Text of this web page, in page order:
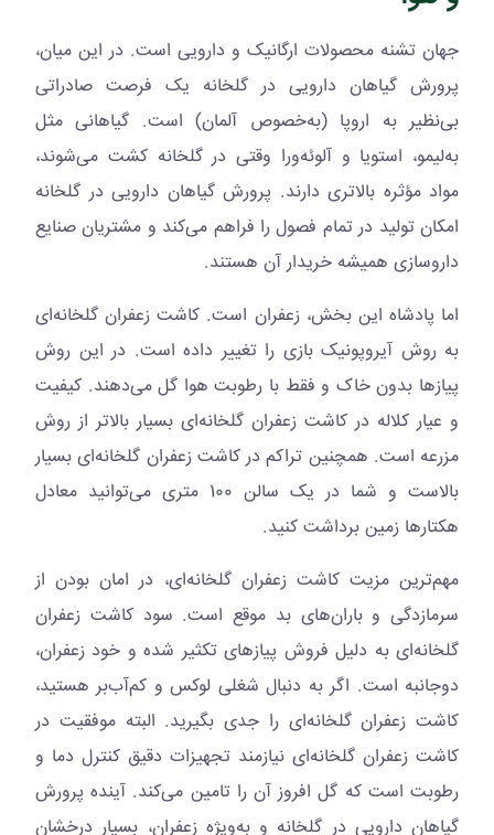
جهان تشنه محصولات ارگانیک و دارویی است. در این میان،
پرورش گیاهان دارویی در گلخانه یک فرصت صادراتی
بی‌نظیر به اروپا (به‌خصوص آلمان) است. گیاهانی مثل
به‌لیمو، استویا و آلوئه‌ورا وقتی در گلخانه کشت می‌شوند،
مواد مؤثره بالاتری دارند. پرورش گیاهان دارویی در گلخانه
امکان تولید در تمام فصول را فراهم می‌کند و مشتریان صنایع
داروسازی همیشه خریدار آن هستند.
اما پادشاه این بخش، زعفران است. کاشت زعفران گلخانه‌ای
به روش آیروپونیک بازی را تغییر داده است. در این روش
پیازها بدون خاک و فقط با رطوبت هوا گل می‌دهند. کیفیت
و عیار کلاله در کاشت زعفران گلخانه‌ای بسیار بالاتر از روش
مزرعه است. همچنین تراکم در کاشت زعفران گلخانه‌ای بسیار
بالاست و شما در یک سالن 100 متری می‌توانید معادل
هکتارها زمین برداشت کنید.
مهم‌ترین مزیت کاشت زعفران گلخانه‌ای، در امان بودن از
سرمازدگی و باران‌های بد موقع است. سود کاشت زعفران
گلخانه‌ای به دلیل فروش پیازهای تکثیر شده و خود زعفران،
دو‌جانبه است. اگر به دنبال شغلی لوکس و کم‌آب‌بر هستید،
کاشت زعفران گلخانه‌ای را جدی بگیرید. البته موفقیت در
کاشت زعفران گلخانه‌ای نیازمند تجهیزات دقیق کنترل دما و
رطوبت است که گل افروز آن را تامین می‌کند. آینده پرورش
گیاهان دارویی در گلخانه و به‌ویژه زعفران، بسیار درخشان